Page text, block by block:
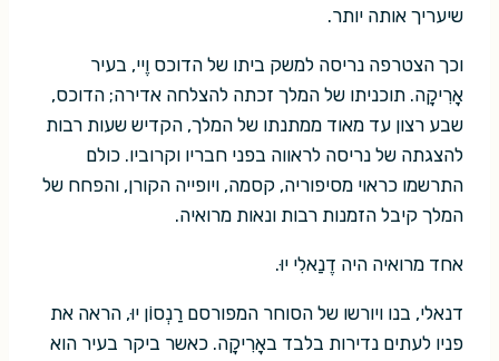
שיעריך אותה יותר.
וכך הצטרפה נריסה למשק ביתו של הדוכס וֶיי, בעיר
אָרִיקָה. תוכניתו של המלך זכתה להצלחה אדירה; הדוכס,
שבע רצון עד מאוד ממתנתו של המלך, הקדיש שעות רבות
להצגתה של נריסה לראווה בפני חבריו וקרוביו. כולם
התרשמו כראוי מסיפוריה, קסמה, ויופייה הקורן, והפחח של
המלך קיבל הזמנות רבות ונאות מרואיה.
אחד מרואיה היה דֶנַאלִי יוּ.
דנאלי, בנו ויורשו של הסוחר המפורסם רַנְסוֹן יוּ, הראה את
פניו לעתים נדירות בלבד באָרִיקָה. כאשר ביקר בעיר הוא